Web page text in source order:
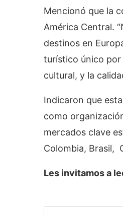
Mencionó que la
América Central.
destinos en
turístico único por
cultural, y la
Indicaron que
como
mercados clave
Colombia, Brasil,
Les invitamos a